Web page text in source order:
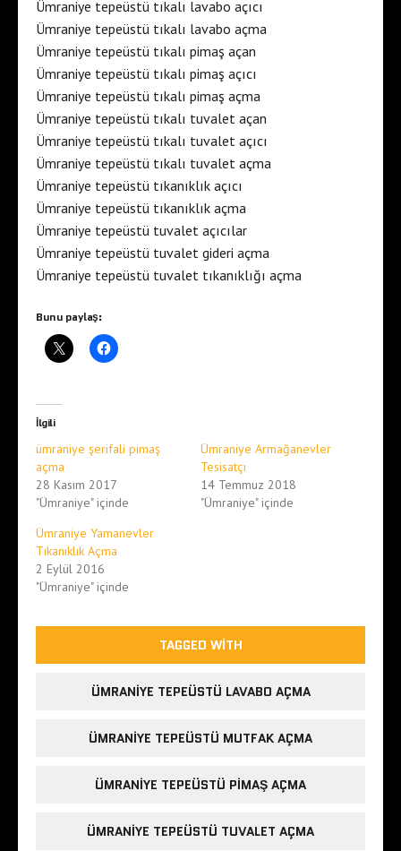
Ümraniye tepeüstü tıkalı lavabo açıcı
Ümraniye tepeüstü tıkalı lavabo açma
Ümraniye tepeüstü tıkalı pimaş açan
Ümraniye tepeüstü tıkalı pimaş açıcı
Ümraniye tepeüstü tıkalı pimaş açma
Ümraniye tepeüstü tıkalı tuvalet açan
Ümraniye tepeüstü tıkalı tuvalet açıcı
Ümraniye tepeüstü tıkalı tuvalet açma
Ümraniye tepeüstü tıkanıklık açıcı
Ümraniye tepeüstü tıkanıklık açma
Ümraniye tepeüstü tuvalet açıcılar
Ümraniye tepeüstü tuvalet gideri açma
Ümraniye tepeüstü tuvalet tıkanıklığı açma
Bunu paylaş:
İlgili
ümraniye şerifali pimaş
açma
28 Kasım 2017
"Ümraniye" içinde
Ümraniye Armağanevler
Tesisatçı
14 Temmuz 2018
"Ümraniye" içinde
Ümraniye Yamanevler
Tıkanıklık Açma
2 Eylül 2016
"Ümraniye" içinde
TAGGED WITH
ÜMRANIYE TEPEÜSTÜ LAVABO AÇMA
ÜMRANIYE TEPEÜSTÜ MUTFAK AÇMA
ÜMRANIYE TEPEÜSTÜ PIMAŞ AÇMA
ÜMRANIYE TEPEÜSTÜ TUVALET AÇMA